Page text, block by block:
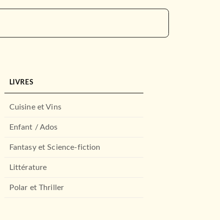
LIVRES
Cuisine et Vins
Enfant / Ados
Fantasy et Science-fiction
Littérature
Polar et Thriller